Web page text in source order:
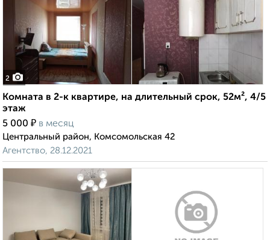
2
Комната в 2-к квартире, на длительный срок, 52м², 4/5
этаж
5 000 ₽ в месяц
Центральный район, Комсомольская 42
Агентство, 28.12.2021